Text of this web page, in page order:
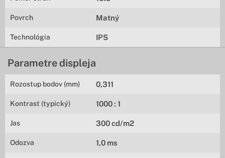
Povrch Matný
Technológia IPS
Parametre displeja
Rozostup bodov (mm) 0,311
Kontrast (typický) 1000 : 1
Jas 300 cd/m2
Odozva 1,0 ms